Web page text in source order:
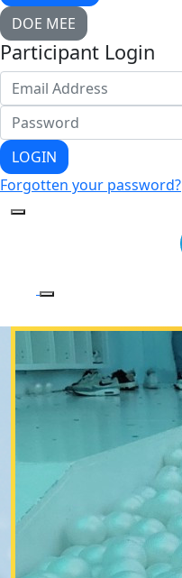
DOE MEE
Participant Login
LOGIN
Forgotten your password?